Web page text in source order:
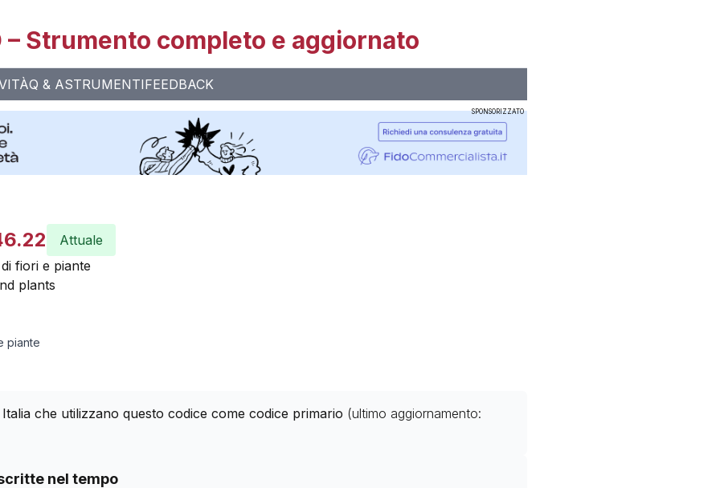
– Strumento completo e aggiornato
Q & ASTRUMENTIFEEDBACK
SPONSORIZZATO
Attuale
fiori e piante
plants
piante
che utilizzano questo codice come codice primario (ultimo aggiornamento:
nel tempo
con codice ATECO